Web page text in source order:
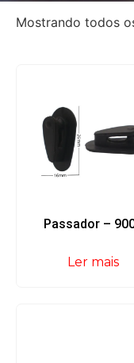
Mostrando todos
Passador –
Ler mais